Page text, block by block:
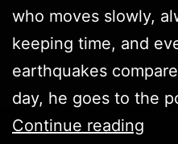
who moves slowly,
keeping time, and
earthquakes
day, he goes to the
Continue reading